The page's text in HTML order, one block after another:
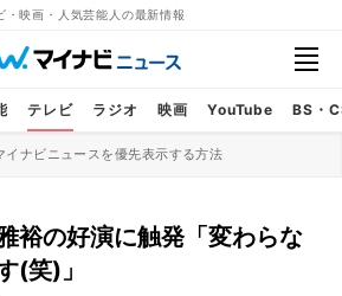
・映画・人気芸能人の最新情報
テレビ ラジオ 映画 YouTube BS・
ナビニュースを優先表示する方法
裕の好演に触発「変わらな
(笑)」